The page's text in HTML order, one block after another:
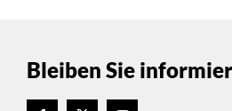
Bleiben Sie